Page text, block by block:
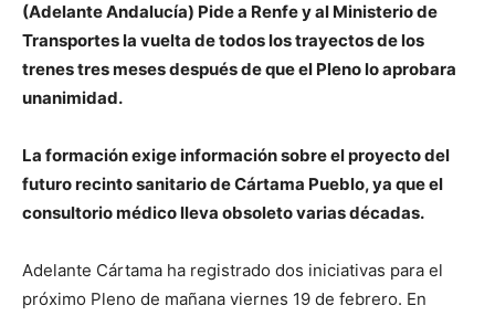
(Adelante Andalucía) Pide a Renfe y al Ministerio de
Transportes la vuelta de todos los trayectos de los
trenes tres meses después de que el Pleno lo aprobara
unanimidad.
La formación exige información sobre el proyecto del
futuro recinto sanitario de Cártama Pueblo, ya que el
consultorio médico lleva obsoleto varias décadas.
Adelante Cártama ha registrado dos iniciativas para el
próximo Pleno de mañana viernes 19 de febrero. En